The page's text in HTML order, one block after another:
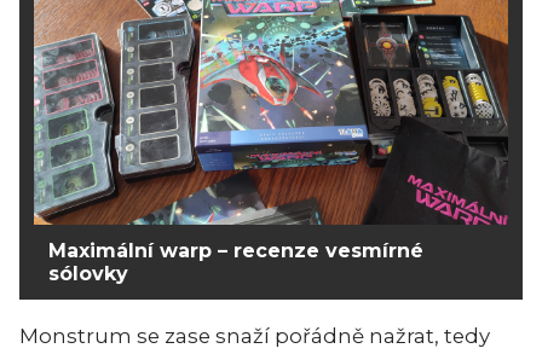
Maximální warp – recenze vesmírné
sólovky
Monstrum se zase snaží pořádně nažrat, tedy